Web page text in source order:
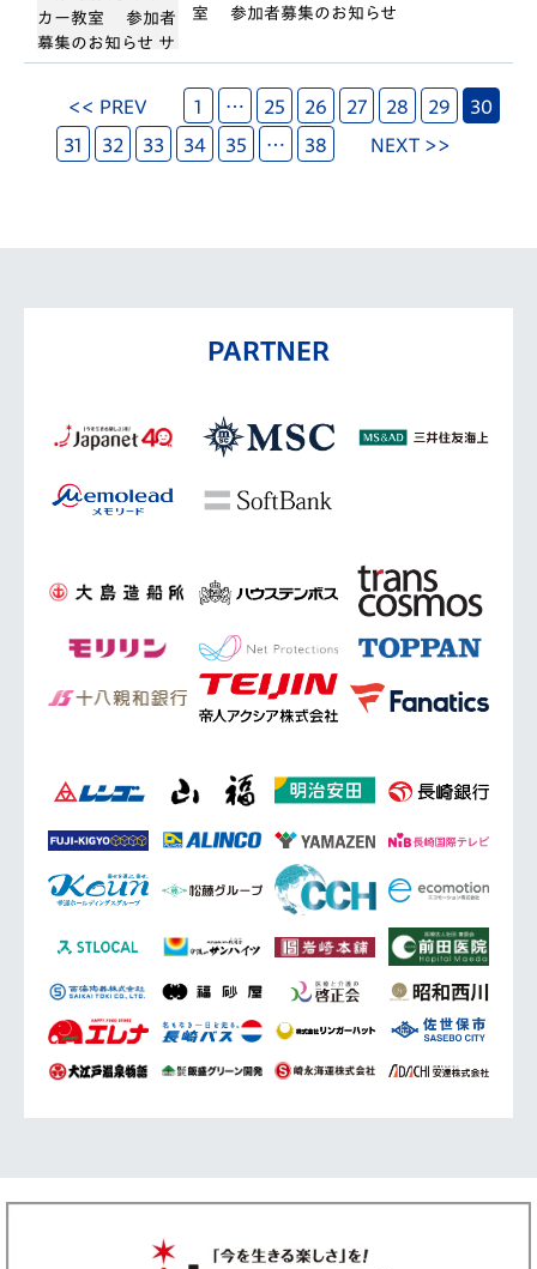
室 参加者募集のお知らせ
<< PREV 1 … 25 26 27 28 29
30
31
32 33 34 35 … 38 NEXT >>
PARTNER